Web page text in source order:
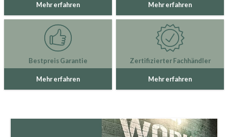
Mehr erfahren Mehr erfahren
Bestpreis Garantie
Mehr erfahren
Zertifizierter Fachhändler
Mehr erfahren